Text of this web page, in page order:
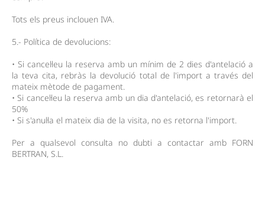
Tots els preus inclouen IVA.
5.- Política de devolucions:
• Si cancel·leu la reserva amb un mínim de 2 dies d'antelació a
la teva cita, rebràs la devolució total de l'import a través del
mateix mètode de pagament.
• Si cancel·leu la reserva amb un dia d'antelació, es retornarà el
50%
• Si s'anul·la el mateix dia de la visita, no es retorna l'import.
Per a qualsevol consulta no dubti a contactar amb FORN
BERTRAN, S.L.